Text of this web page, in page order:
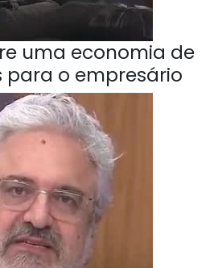
uma economia de
o empresário